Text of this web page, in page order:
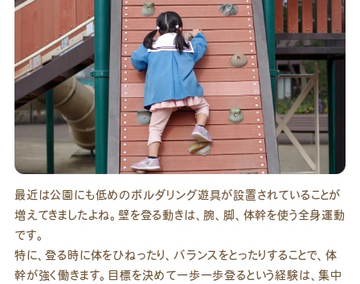
最近は公園にも低めのボルダリング遊具が設置されていることが
増えてきましたよね。壁を登る動きは、腕、脚、体幹を使う全身運動
です。
特に、登る時に体をひねったり、バランスをとったりすることで、体
幹が強く働きます。目標を決めて一歩一歩登るという経験は、集中